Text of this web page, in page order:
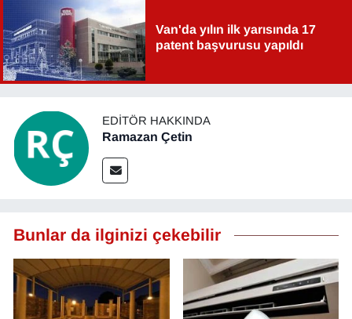
Van'da yılın ilk yarısında 17
patent başvurusu yapıldı
EDITÖR HAKKINDA
Ramazan Çetin
Bunlar da ilginizi çekebilir